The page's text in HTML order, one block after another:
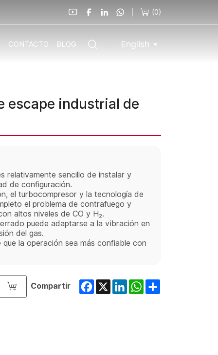
(0)
English
CONTACTO BLOG
escape industrial de
relativamente sencillo de instalar y
de configuración.
el turbocompresor y la tecnología de
el problema de contrafuego y
altos niveles de CO y H₂.
puede adaptarse a la vibración en
del gas.
la operación sea más confiable con
Compartir Facebook
X LinkedInWhatsApp